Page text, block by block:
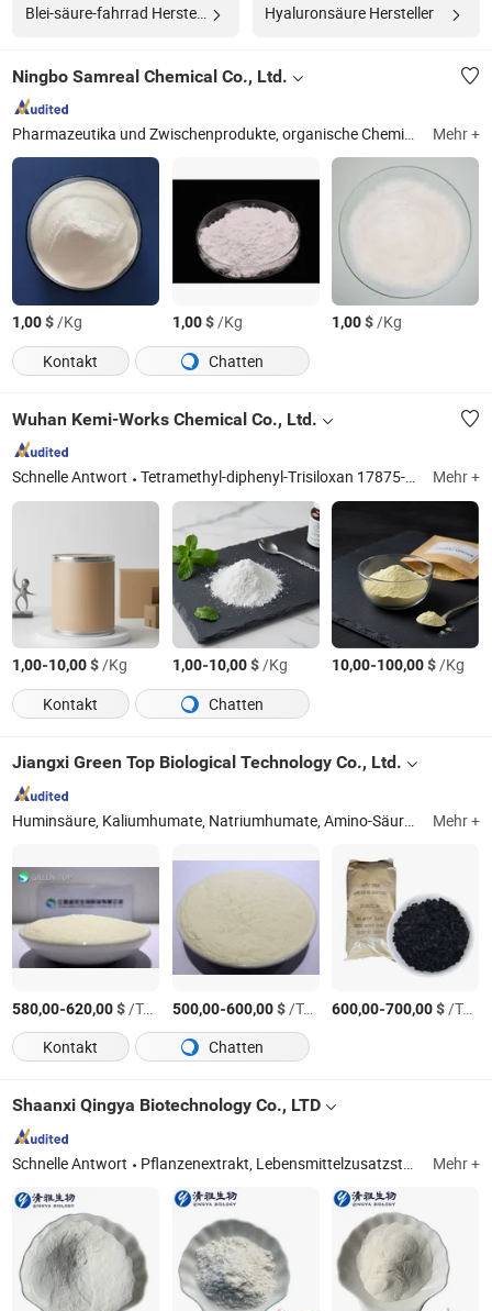
Blei-säure-fahrrad Hersteller Hyaluronsäure Hersteller
Ningbo Samreal Chemical Co., Ltd.
Pharmazeutika und Zwischenprodukte, organische Chemikalien, Lebensmittelzusatzstoffe Mehr +
1,00$/Kg 1,00$/Kg 1,00$/Kg
Kontakt
Chatten
Wuhan Kemi-Works Chemical Co., Ltd.
Schnelle Antwort Tetramethyl-diphenyl-Trisiloxan 17875-55-7, Tetramethyl-disiloxan 3277-26-7, Methyl-Phenyl-Silikonöl 63148-58, Vmc 2554-06-5, Vmm 2627-95-4, Propargylchlorid 624-65-7, Acridinacetic-Säure 38609-97-1, Vitamin B1 Mononitrat 532-43-4 Mehr +
1,00-10,00$/Kg 1,00-10,00$/Kg 10,00-100,00$/Kg
Kontakt
Chatten
Jiangxi Green Top Biological Technology Co., Ltd.
Huminsäure, Kaliumhumate, Natriumhumate, Amino-Säure, Fulvosäure, Kaliumfulvat, Algen-Extrakt Mehr +
580,00-620,00$/Ton 500,00-600,00$/Ton 600,00-700,00$/Ton
Kontakt
Chatten
Shaanxi Qingya Biotechnology Co., LTD
Schnelle Antwort Pflanzenextrakt, Lebensmittelzusatzstoff, Süßungsmittel, Kräuterpulver, Obst- und Gemüsepulver, gefriergetrocknetes Obst- und Gemüsepulver Mehr +